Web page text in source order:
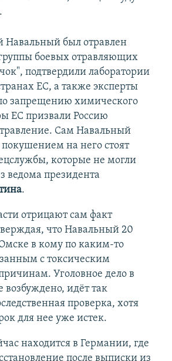
Навальный был отравлен
боевых отравляющих
подтвердили лаборатории
ЕС, а также эксперты
запрещению химического
ЕС призвали Россию
Сам Навальный
покушением на него стоят
которые не могли
ведома президента
.
отрицают сам факт
что Навальный 20
Омске в кому по каким-то
с токсическим
Уголовное дело в
возбуждено, идёт так
проверка, хотя
для нее уже истек.
находится в Германии, где
после выписки из